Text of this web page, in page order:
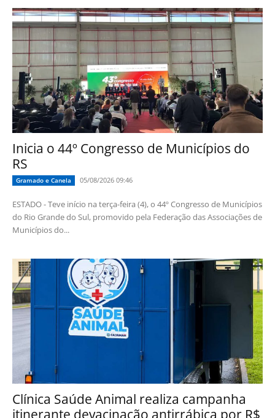
Inicia o 44º Congresso de Municípios do
RS
Gramado e Canela 05/08/2026 09:46
ESTADO - Teve início na terça-feira (4), o 44º Congresso de Municípios
do Rio Grande do Sul, promovido pela Federação das Associações de
Municípios do...
Clínica Saúde Animal realiza campanha
itinerante devacinação antirrábica por R$